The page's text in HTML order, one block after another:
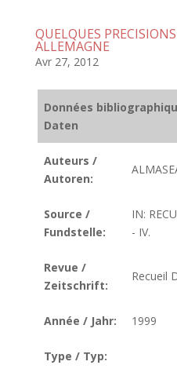
QUELQUES
ALLEMAGNE
Avr 27, 2012
Données
Daten
Auteurs /
Autoren:
Source /
Fundstelle:
IN:
- IV.
Revue /
Zeitschrift:
Recueil
Année / Jahr: 1999
Type / Typ: